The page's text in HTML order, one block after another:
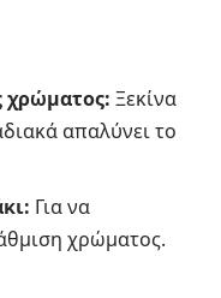
χρώματος: Ξεκίνα
απαλύνει το
Για να
χρώματος.